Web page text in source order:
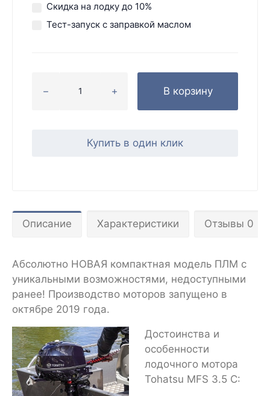
Скидка на лодку до 10%
Тест-запуск с заправкой маслом
В корзину
Купить в один клик
Описание Характеристики Отзывы 0
Абсолютно НОВАЯ компактная модель ПЛМ с
уникальными возможностями, недоступными
ранее! Производство моторов запущено в
октябре 2019 года.
Достоинства и
особенности
лодочного мотора
Tohatsu MFS 3.5 C: